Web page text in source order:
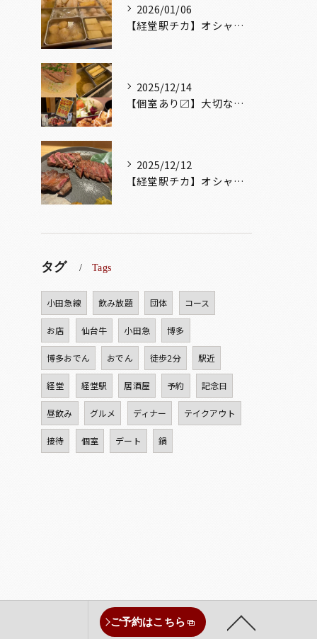
2026/01/06
【経堂駅チカ】オシャレ居酒屋🏮出汁が美味しいおでんがオススメ...
2025/12/14
【個室あり〼】大切な記念日、お祝い事でのご来店ぜひお待ちして...
2025/12/12
【経堂駅チカ】オシャレ居酒屋🏮自慢のお肉が楽しめる🐃お得なコ...
タグ Tags
小田急線 飲み放題 団体 コース
お店 仙台牛 小田急 博多
博多おでん おでん 徒歩2分 駅近
経堂 経堂駅 居酒屋 予約 記念日
昼飲み グルメ ディナー テイクアウト
接待 個室 デート 鍋
ご予約はこちら